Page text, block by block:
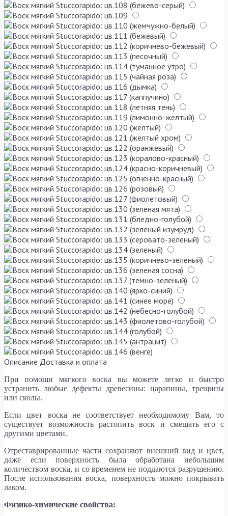
Описание Доставка и оплата
При помощи мягкого воска вы можете легко и быстро
устранить любые дефекты древесины: царапины, трещины
или сколы.
Если цвет воска не соответствует необходимому Вам, то
существует возможность растопить воск и смешать его с
другими цветами.
Отреставрированные части сохраняют внешний вид и цвет,
даже если поверхность была обработана небольшим
количеством воска, и со временем не поддаются разрушению.
После использования воска, поверхность можно покрывать
лаком.
Физико-химические свойства: